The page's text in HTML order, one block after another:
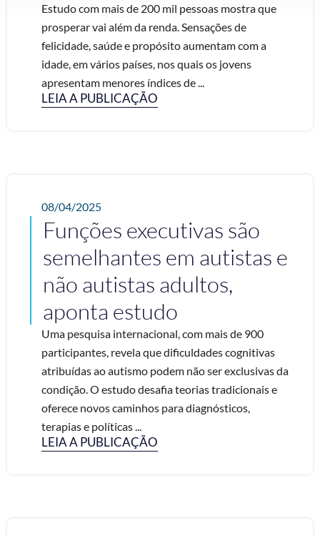
Estudo com mais de 200 mil pessoas mostra que
prosperar vai além da renda. Sensações de
felicidade, saúde e propósito aumentam com a
idade, em vários países, nos quais os jovens
apresentam menores índices de ...
LEIA A PUBLICAÇÃO
08/04/2025
Funções executivas são
semelhantes em autistas e
não autistas adultos,
aponta estudo
Uma pesquisa internacional, com mais de 900
participantes, revela que dificuldades cognitivas
atribuídas ao autismo podem não ser exclusivas da
condição. O estudo desafia teorias tradicionais e
oferece novos caminhos para diagnósticos,
terapias e políticas ...
LEIA A PUBLICAÇÃO